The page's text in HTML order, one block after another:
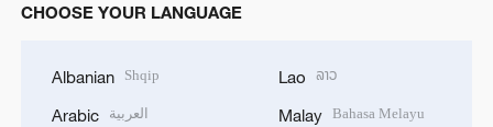
CHOOSE YOUR LANGUAGE
Albanian Shqip
Arabic العربية
Lao ລາວ
Malay Bahasa Melayu